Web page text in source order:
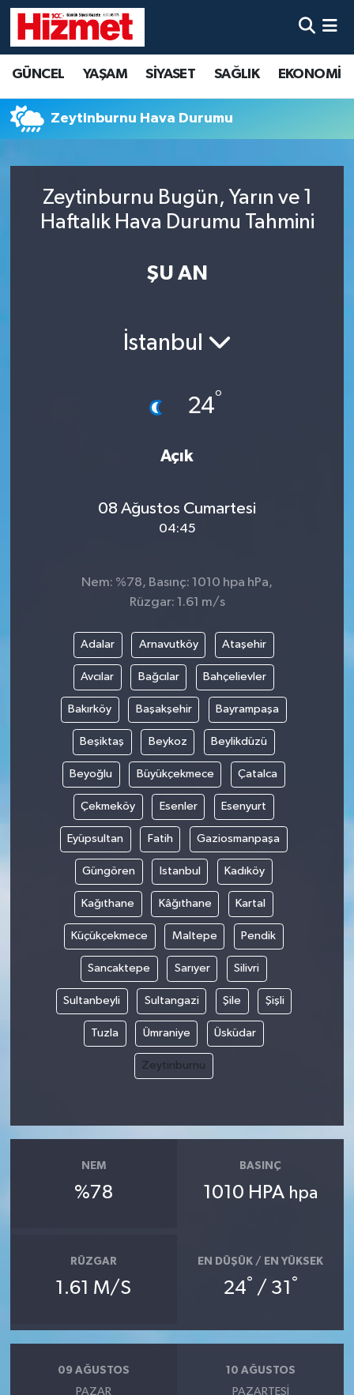
GÜNCEL YAŞAM SİYASET SAĞLIK EKONOMİ
Zeytinburnu Hava Durumu
Zeytinburnu Bugün, Yarın ve 1
Haftalık Hava Durumu Tahmini
ŞU AN
İstanbul
24°
Açık
08 Ağustos Cumartesi
04:45
Nem: %78, Basınç: 1010 hpa hPa,
Rüzgar: 1.61 m/s
Adalar Arnavutköy Ataşehir
Avcılar Bağcılar Bahçelievler
Bakırköy Başakşehir Bayrampaşa
Beşiktaş Beykoz Beylikdüzü
Beyoğlu Büyükçekmece Çatalca
Çekmeköy Esenler Esenyurt
Eyüpsultan Fatih Gaziosmanpaşa
Güngören Istanbul Kadıköy
Kağıthane Kâğıthane Kartal
Küçükçekmece Maltepe Pendik
Sancaktepe Sarıyer Silivri
Sultanbeyli Sultangazi Şile Şişli
Tuzla Ümraniye Üsküdar
Zeytinburnu
NEM
%78
BASINÇ
1010 HPA hpa
RÜZGAR
1.61 M/S
EN DÜŞÜK / EN YÜKSEK
24° / 31 °
09 AĞUSTOS
PAZAR
10 AĞUSTOS
PAZARTESI
YAŞAM
SİYASET
EKONOMİ
Denizli Hava Durumu
Denizli Trafik Yoğunluk Haritası
Tüm Manşetler